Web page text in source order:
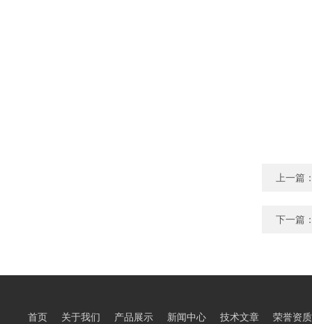
上一篇
下一篇
首页 关于我们 产品展示 新闻中心 技术文章 荣誉资质